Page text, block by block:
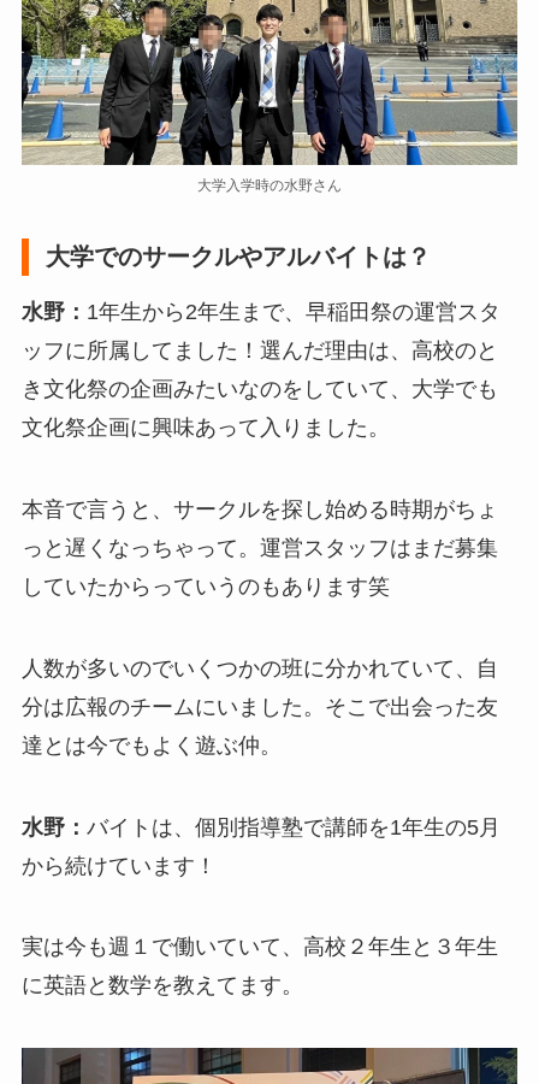
大学入学時の水野さん
大学でのサークルやアルバイトは？
水野： 1年生から2年生まで、早稲田祭の運営スタ
ッフに所属してました！選んだ理由は、高校のと
き文化祭の企画みたいなのをしていて、大学でも
文化祭企画に興味あって入りました。
本音で言うと、サークルを探し始める時期がちょ
っと遅くなっちゃって。運営スタッフはまだ募集
していたからっていうのもあります笑
人数が多いのでいくつかの班に分かれていて、自
分は広報のチームにいました。そこで出会った友
達とは今でもよく遊ぶ仲。
水野： バイトは、個別指導塾で講師を1年生の5月
から続けています！
実は今も週１で働いていて、高校２年生と３年生
に英語と数学を教えてます。